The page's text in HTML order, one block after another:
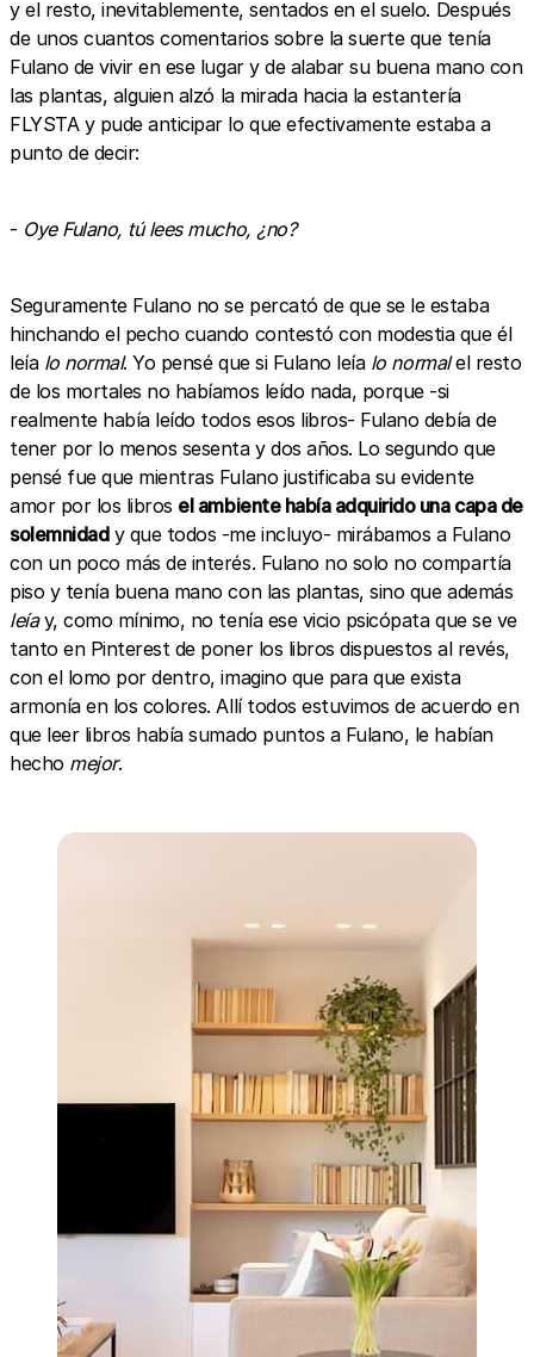
y el resto, inevitablemente, sentados en el suelo. Después
de unos cuantos comentarios sobre la suerte que tenía
Fulano de vivir en ese lugar y de alabar su buena mano con
las plantas, alguien alzó la mirada hacia la estantería
FLYSTA y pude anticipar lo que efectivamente estaba a
punto de decir:
- Oye Fulano, tú lees mucho, ¿no?
Seguramente Fulano no se percató de que se le estaba
hinchando el pecho cuando contestó con modestia que él
leía lo normal. Yo pensé que si Fulano leía lo normalel resto
de los mortales no habíamos leído nada, porque -si
realmente había leído todos esos libros- Fulano debía de
tener por lo menos sesenta y dos años. Lo segundo que
pensé fue que mientras Fulano justificaba su evidente
amor por los libros el ambiente había adquirido una capa de
solemnidady que todos -me incluyo- mirábamos a Fulano
con un poco más de interés. Fulano no solo no compartía
piso y tenía buena mano con las plantas, sino que además
leíay, como mínimo, no tenía ese vicio psicópata que se ve
tanto en Pinterest de poner los libros dispuestos al revés,
con el lomo por dentro, imagino que para que exista
armonía en los colores. Allí todos estuvimos de acuerdo en
que leer libros había sumado puntos a Fulano, le habían
hecho mejor.